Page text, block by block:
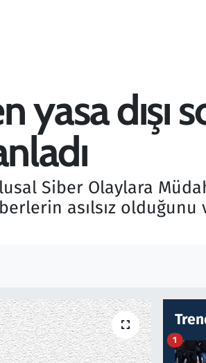
dışı
Siber Olaylara
asılsız
1